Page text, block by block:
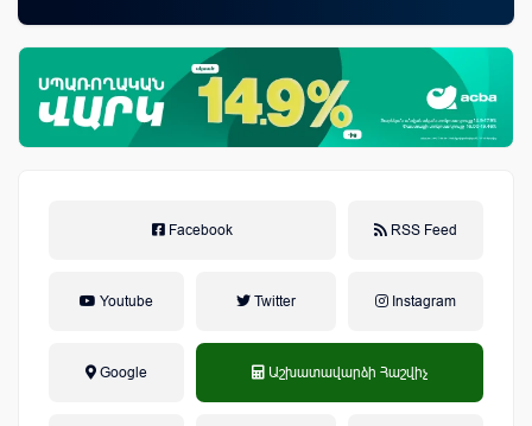
Facebook RSS Feed
Youtube Twitter Instagram
Google Աշխատավարձի Հաշվիչ